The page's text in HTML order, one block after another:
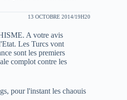
13 OCTOBRE 2014/19H20
A votre avis
Les Turcs vont
sont les premiers
complot contre les
pour l'instant les chaouis